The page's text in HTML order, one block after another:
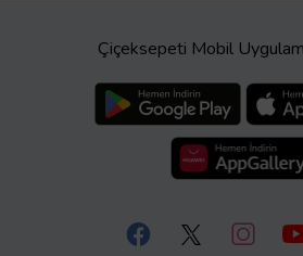
Çiçeksepeti Mobil